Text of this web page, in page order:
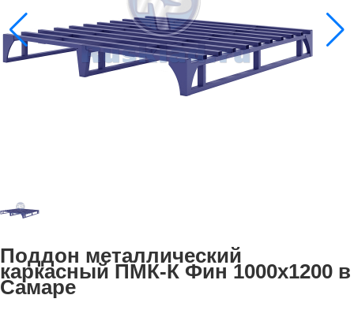
Поддон металлический
каркасный ПМК-К Фин 1000х1200 в
Самаре